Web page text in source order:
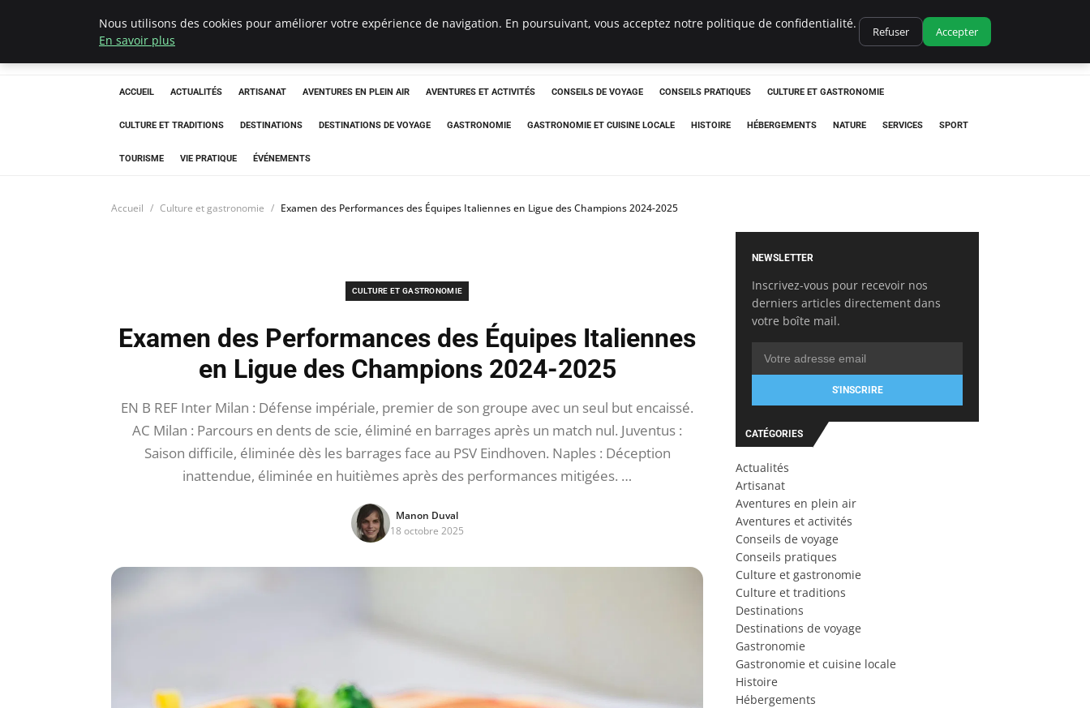
Correze Co
ACCUEIL ACTUALITÉS ARTISANAT AVENTURES EN PLEIN AIR AVENTURES ET ACTIVITÉS CONSEILS DE VOYAGE CONSEILS PRATIQUES CULTURE ET GASTRONOMIE
CULTURE ET TRADITIONS DESTINATIONS DESTINATIONS DE VOYAGE GASTRONOMIE GASTRONOMIE ET CUISINE LOCALE HISTOIRE HÉBERGEMENTS NATURE SERVICES SPORT
TOURISME VIE PRATIQUE ÉVÉNEMENTS
Accueil Culture et gastronomie Examen des Performances des Équipes Italiennes en Ligue des Champions 2024-2025
CULTURE ET GASTRONOMIE
Examen des Performances des Équipes Italiennes
en Ligue des Champions 2024-2025
EN B REF Inter Milan : Défense impériale, premier de son groupe avec un seul but encaissé.
AC Milan : Parcours en dents de scie, éliminé en barrages après un match nul. Juventus :
Saison difficile, éliminée dès les barrages face au PSV Eindhoven. Naples : Déception
inattendue, éliminée en huitièmes après des performances mitigées. …
Manon Duval
18 octobre 2025
NEWSLETTER
Inscrivez-vous pour recevoir nos
derniers articles directement dans
votre boîte mail.
S'INSCRIRE
CATÉGORIES
Actualités
Artisanat
Aventures en plein air
Aventures et activités
Conseils de voyage
Conseils pratiques
Culture et gastronomie
Culture et traditions
Destinations
Destinations de voyage
Gastronomie
Gastronomie et cuisine locale
Histoire
Hébergements
Nous utilisons des cookies pour améliorer votre expérience de navigation. En poursuivant, vous acceptez notre politique de confidentialité.
En savoir plus
Refuser Accepter